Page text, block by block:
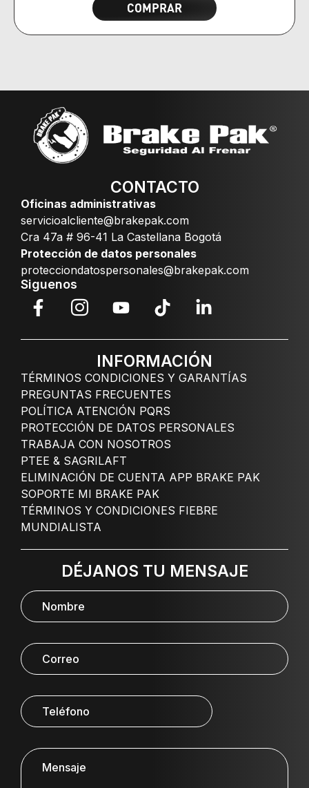
COMPRAR
CONTACTO
Oficinas administrativas
servicioalcliente@brakepak.com
Cra 47a # 96-41 La Castellana Bogotá
Protección de datos personales
protecciondatospersonales@brakepak.com
Siguenos
INFORMACIÓN
TÉRMINOS CONDICIONES Y GARANTÍAS
PREGUNTAS FRECUENTES
POLÍTICA ATENCIÓN PQRS
PROTECCIÓN DE DATOS PERSONALES
TRABAJA CON NOSOTROS
PTEE & SAGRILAFT
ELIMINACIÓN DE CUENTA APP BRAKE PAK
SOPORTE MI BRAKE PAK
TÉRMINOS Y CONDICIONES FIEBRE
MUNDIALISTA
DÉJANOS TU MENSAJE